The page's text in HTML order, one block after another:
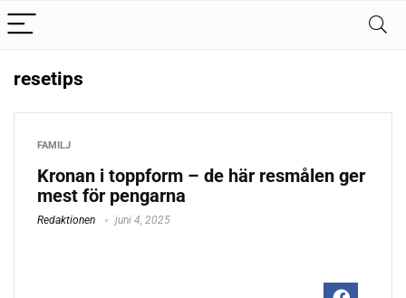
resetips
FAMILJ
Kronan i toppform – de här resmålen ger
mest för pengarna
Redaktionen juni 4, 2025